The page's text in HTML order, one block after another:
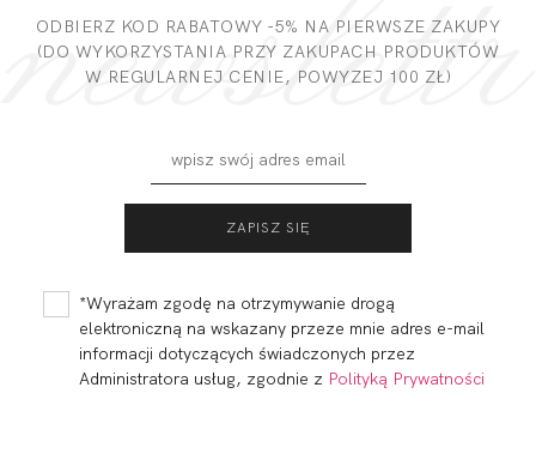
150,99 45,30 zł
GRANAT
148,99
ODBIERZ KOD RABATOWY -5% NA PIERWSZE ZAKUPY
(DO WYKORZYSTANIA PRZY ZAKUPACH PRODUKTÓW
W REGULARNEJ CENIE, POWYZEJ 100 ZŁ)
*Wyrażam zgodę na otrzymywanie drogą
elektroniczną na wskazany przeze mnie adres e-mail
informacji dotyczących świadczonych przez
Administratora usług, zgodnie z Polityką Prywatności